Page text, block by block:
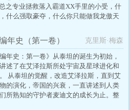
之专业拯救落入霸道XX手里的小受，什
什么强取豪夺，什么你只能做我龙傲天
接《一点不科学》，人类可以通过仙界
穿越不同世界。本文主受，主角邵宗严
穿越者的救生员，真爱是只普通低调的
自带被强取豪夺光环的穿越受众。
年史（第一卷） 克里斯·梅森
编年史：第一卷》从泰坦的诞生为初始，
述了在艾泽拉斯所处宇宙及星球进化和
从泰坦的觉醒，改造艾泽拉斯，直到艾
的演化，帝国的兴衰，一直讲述到人类
所熟知的守护者麦迪文的成长为止。整